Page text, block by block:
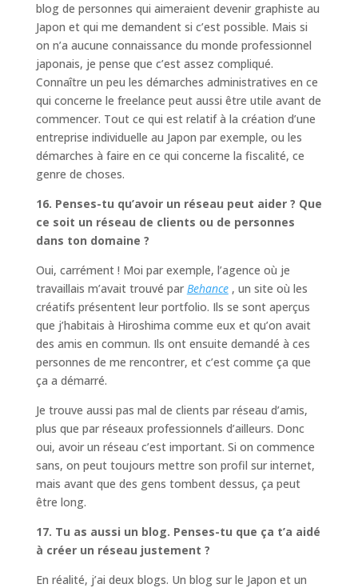
blog de personnes qui aimeraient devenir graphiste au
Japon et qui me demandent si c’est possible. Mais si
on n’a aucune connaissance du monde professionnel
japonais, je pense que c’est assez compliqué.
Connaître un peu les démarches administratives en ce
qui concerne le freelance peut aussi être utile avant de
commencer. Tout ce qui est relatif à la création d’une
entreprise individuelle au Japon par exemple, ou les
démarches à faire en ce qui concerne la fiscalité, ce
genre de choses.
16. Penses-tu qu’avoir un réseau peut aider ? Que
ce soit un réseau de clients ou de personnes
dans ton domaine ?
Oui, carrément ! Moi par exemple, l’agence où je
travaillais m’avait trouvé par Behance , un site où les
créatifs présentent leur portfolio. Ils se sont aperçus
que j’habitais à Hiroshima comme eux et qu’on avait
des amis en commun. Ils ont ensuite demandé à ces
personnes de me rencontrer, et c’est comme ça que
ça a démarré.
Je trouve aussi pas mal de clients par réseau d’amis,
plus que par réseaux professionnels d’ailleurs. Donc
oui, avoir un réseau c’est important. Si on commence
sans, on peut toujours mettre son profil sur internet,
mais avant que des gens tombent dessus, ça peut
être long.
17. Tu as aussi un blog. Penses-tu que ça t’a aidé
à créer un réseau justement ?
En réalité, j’ai deux blogs. Un blog sur le Japon et un